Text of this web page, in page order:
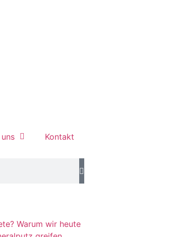
Kontakt
Warum wir heute